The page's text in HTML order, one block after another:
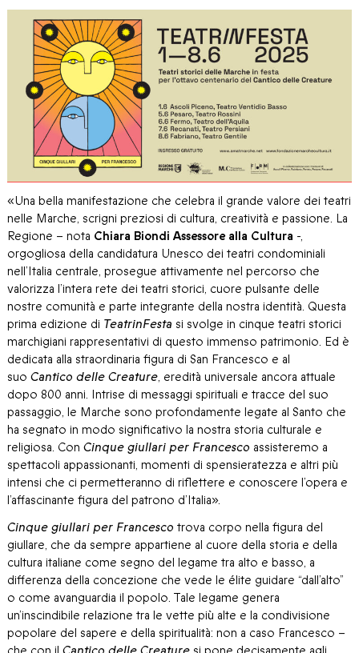
«Una bella manifestazione che celebra il grande valore dei teatri
nelle Marche, scrigni preziosi di cultura, creatività e passione. La
Regione – nota Chiara Biondi Assessore alla Cultura -,
orgogliosa della candidatura Unesco dei teatri condominiali
nell’Italia centrale, prosegue attivamente nel percorso che
valorizza l’intera rete dei teatri storici, cuore pulsante delle
nostre comunità e parte integrante della nostra identità. Questa
prima edizione di TeatrinFesta si svolge in cinque teatri storici
marchigiani rappresentativi di questo immenso patrimonio. Ed è
dedicata alla straordinaria figura di San Francesco e al
suo Cantico delle Creature, eredità universale ancora attuale
dopo 800 anni. Intrise di messaggi spirituali e tracce del suo
passaggio, le Marche sono profondamente legate al Santo che
ha segnato in modo significativo la nostra storia culturale e
religiosa. Con Cinque giullari per Francesco assisteremo a
spettacoli appassionanti, momenti di spensieratezza e altri più
intensi che ci permetteranno di riflettere e conoscere l’opera e
l’affascinante figura del patrono d’Italia».
Cinque giullari per Francesco trova corpo nella figura del
giullare, che da sempre appartiene al cuore della storia e della
cultura italiane come segno del legame tra alto e basso, a
differenza della concezione che vede le élite guidare “dall’alto”
o come avanguardia il popolo. Tale legame genera
un’inscindibile relazione tra le vette più alte e la condivisione
popolare del sapere e della spiritualità: non a caso Francesco –